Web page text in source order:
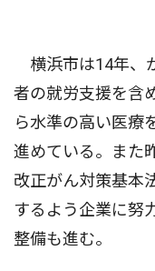
横浜市は14年、
者の就労支援を含
ら水準の高い医療
進めている。また
改正がん対策基本
するよう企業に努
整備も進む。